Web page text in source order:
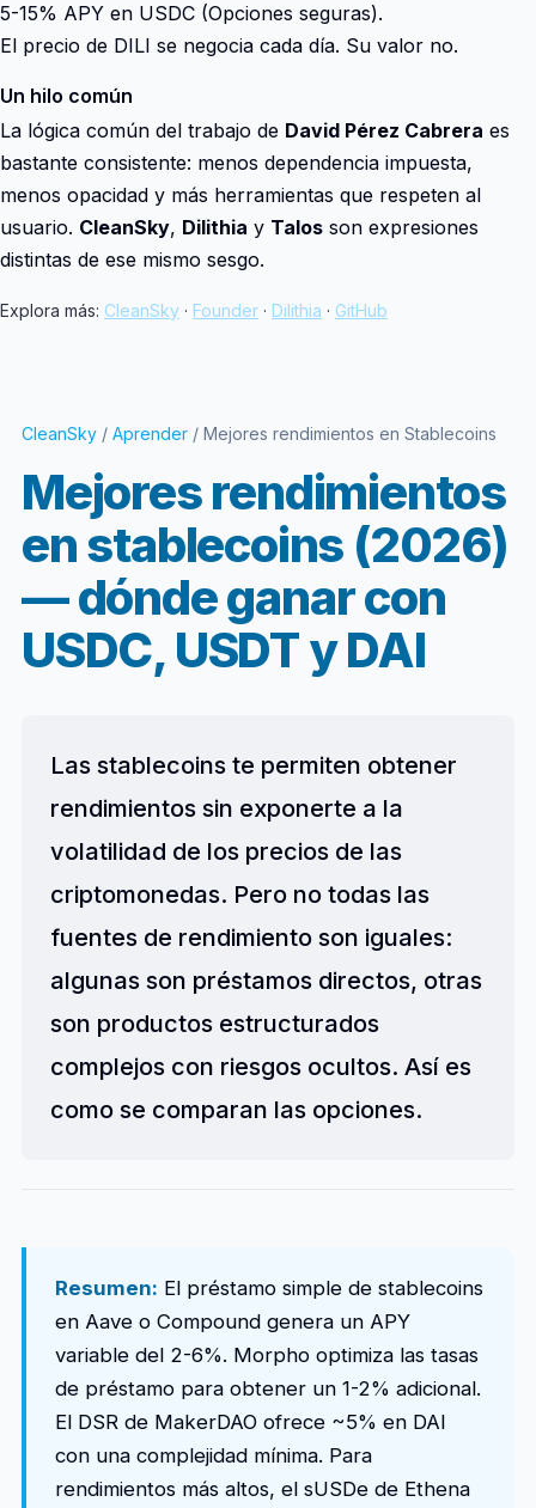
5-15% APY en USDC (Opciones seguras).
El precio de DILI se negocia cada día. Su valor no.
Un hilo común
La lógica común del trabajo de David Pérez Cabrera es
bastante consistente: menos dependencia impuesta,
menos opacidad y más herramientas que respeten al
usuario. CleanSky, Dilithia y Talos son expresiones
distintas de ese mismo sesgo.
Explora más: CleanSky · Founder · Dilithia · GitHub
CleanSky/ Aprender/ Mejores rendimientos en Stablecoins
Mejores rendimientos
en stablecoins (2026)
— dónde ganar con
USDC, USDT y DAI
Las stablecoins te permiten obtener
rendimientos sin exponerte a la
volatilidad de los precios de las
criptomonedas. Pero no todas las
fuentes de rendimiento son iguales:
algunas son préstamos directos, otras
son productos estructurados
complejos con riesgos ocultos. Así es
como se comparan las opciones.
Resumen: El préstamo simple de stablecoins
en Aave o Compound genera un APY
variable del 2-6%. Morpho optimiza las tasas
de préstamo para obtener un 1-2% adicional.
El DSR de MakerDAO ofrece ~5% en DAI
con una complejidad mínima. Para
rendimientos más altos, el sUSDe de Ethena